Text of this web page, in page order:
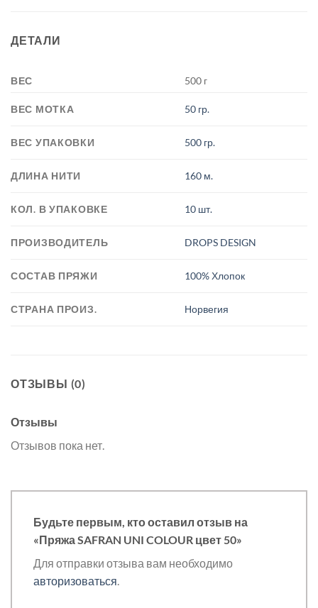
ДЕТАЛИ
ВЕС 500 г
ВЕС МОТКА 50 гр.
ВЕС УПАКОВКИ 500 гр.
ДЛИНА НИТИ 160 м.
КОЛ. В УПАКОВКЕ 10 шт.
ПРОИЗВОДИТЕЛЬ DROPS DESIGN
СОСТАВ ПРЯЖИ 100% Хлопок
СТРАНА ПРОИЗ. Норвегия
ОТЗЫВЫ (0)
Отзывы
Отзывов пока нет.
Будьте первым, кто оставил отзыв на
«Пряжа SAFRAN UNI COLOUR цвет 50»
Для отправки отзыва вам необходимо
авторизоваться